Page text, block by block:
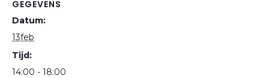
GEGEVENS
Datum:
13feb
Tijd:
14:00 - 18:00